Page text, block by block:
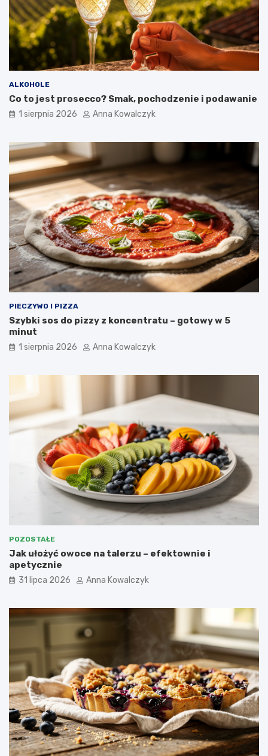
ALKOHOLE
Co to jest prosecco? Smak, pochodzenie i podawanie
1 sierpnia 2026 Anna Kowalczyk
PIECZYWO I PIZZA
Szybki sos do pizzy z koncentratu – gotowy w 5
minut
1 sierpnia 2026 Anna Kowalczyk
POZOSTAŁE
Jak ułożyć owoce na talerzu – efektownie i
apetycznie
31 lipca 2026 Anna Kowalczyk